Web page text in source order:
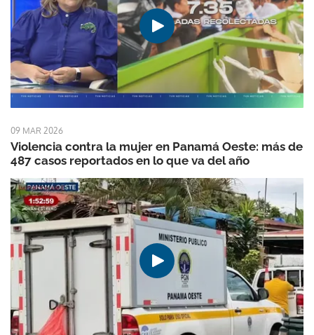
09 MAR 2026
Violencia contra la mujer en Panamá Oeste: más de
487 casos reportados en lo que va del año